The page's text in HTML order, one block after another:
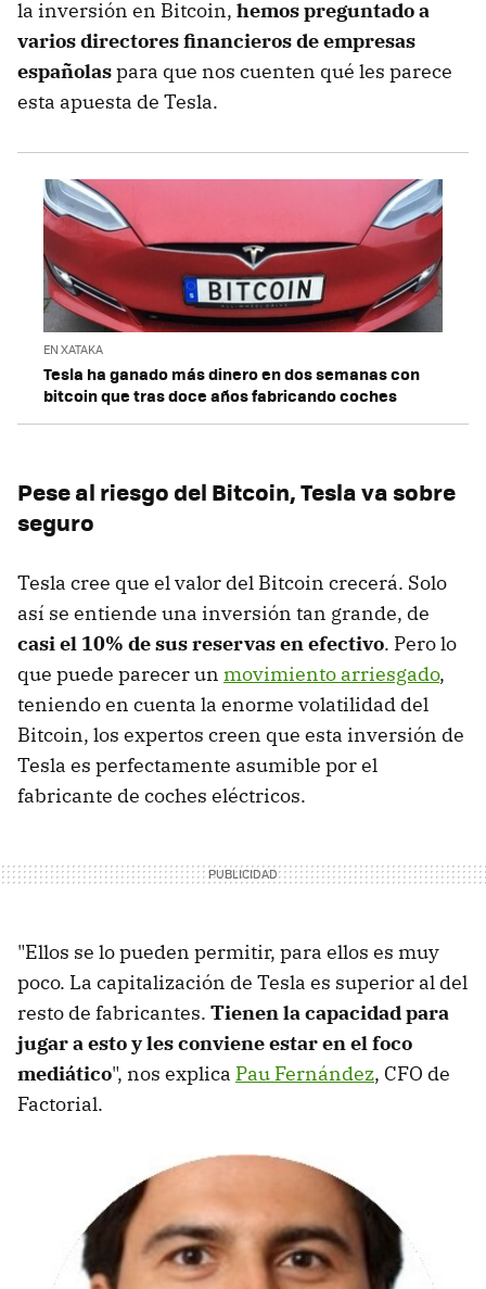
la inversión en Bitcoin, hemos preguntado a
varios directores financieros de empresas
españolaspara que nos cuenten qué les parece
esta apuesta de Tesla.
EN XATAKA
Tesla ha ganado más dinero en dos semanas con
bitcoin que tras doce años fabricando coches
Pese al riesgo del Bitcoin, Tesla va sobre
seguro
Tesla cree que el valor del Bitcoin crecerá. Solo
así se entiende una inversión tan grande, de
casi el 10% de sus reservas en efectivo. Pero lo
que puede parecer un movimiento arriesgado,
teniendo en cuenta la enorme volatilidad del
Bitcoin, los expertos creen que esta inversión de
Tesla es perfectamente asumible por el
fabricante de coches eléctricos.
"Ellos se lo pueden permitir, para ellos es muy
poco. La capitalización de Tesla es superior al del
resto de fabricantes. Tienen la capacidad para
jugar a esto y les conviene estar en el foco
mediático", nos explica Pau Fernández, CFO de
Factorial.